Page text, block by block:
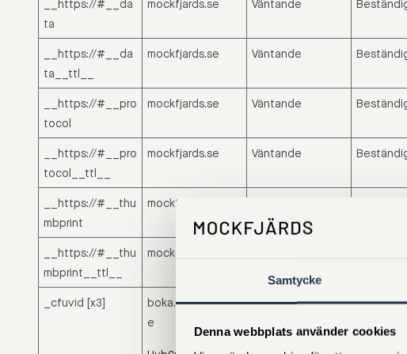
Samtycke
Denna webbplats använder cookies
__https://#__da
ta
mockfjards.se Väntande
__https://#__da
ta__ttl__
mockfjards.se Väntande
__https://#__pro
tocol
mockfjards.se Väntande
__https://#__pro
tocol__ttl__
mockfjards.se Väntande
__https://#__thu
mbprint
mockfjards.se
__https://#__thu
mbprint__ttl__
mockfjards.se
_cfuvid [x3]
boka.mockfjards.s
e
This cookie is a
services provided
Session